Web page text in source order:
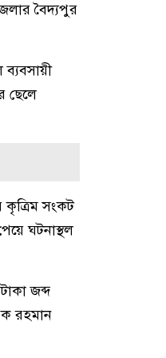
বৈদ্যপুর
ব্যবসায়ী
ছেলে
কৃত্রিম সংকট
ঘটনাস্থল
জব্দ
রহমান